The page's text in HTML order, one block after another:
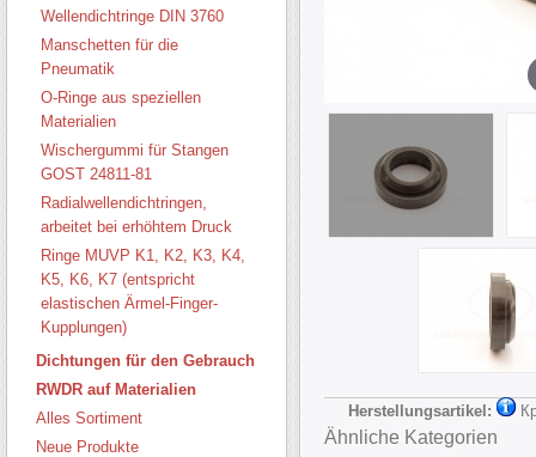
Herstellungsartikel:
Ähnliche Kategorien
Wellendichtringe DIN 3760
Manschetten für die
Pneumatik
O-Ringe aus speziellen
Materialien
Wischergummi für Stangen
GOST 24811-81
Radialwellendichtringen,
arbeitet bei erhöhtem Druck
Ringe MUVP K1, K2, K3, K4,
K5, K6, K7 (entspricht
elastischen Ärmel-Finger-
Kupplungen)
Dichtungen für den Gebrauch
RWDR auf Materialien
Alles Sortiment
Neue Produkte